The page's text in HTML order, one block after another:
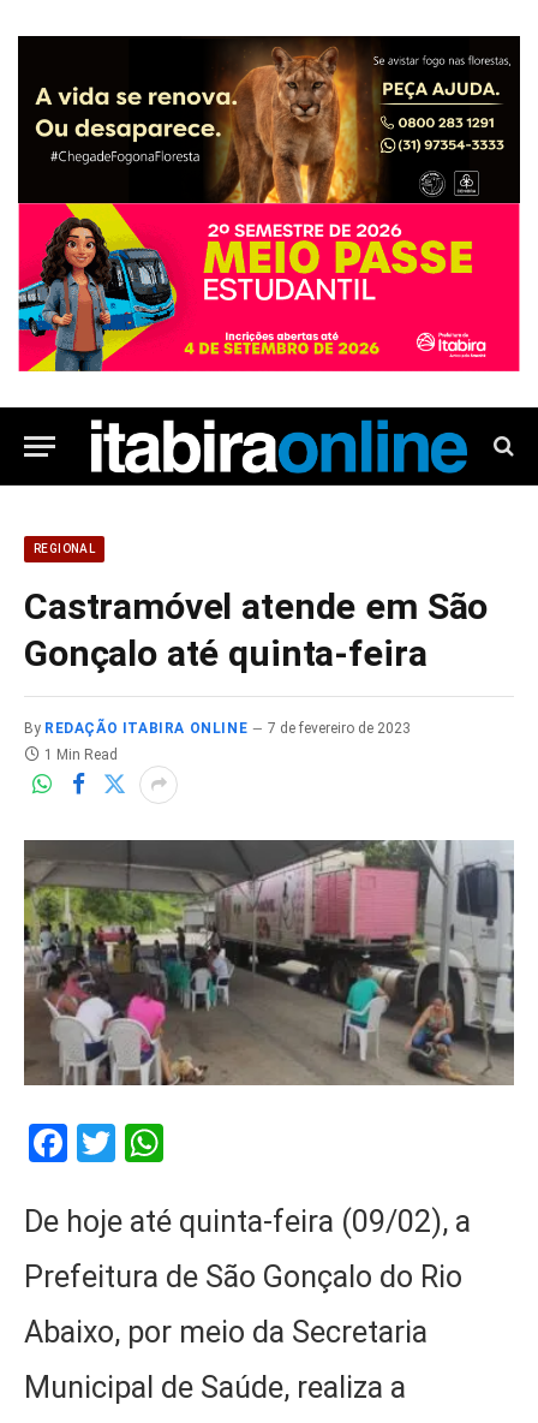
REGIONAL
Castramóvel atende em São
Gonçalo até quinta-feira
By REDAÇÃO ITABIRA ONLINE
7 de fevereiro de 2023
1 Min Read
Facebook
Twitter
De hoje até quinta-feira (09/02), a
Prefeitura de São Gonçalo do Rio
Abaixo, por meio da Secretaria
Municipal de Saúde, realiza a